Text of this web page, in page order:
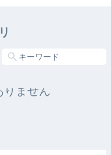
りません